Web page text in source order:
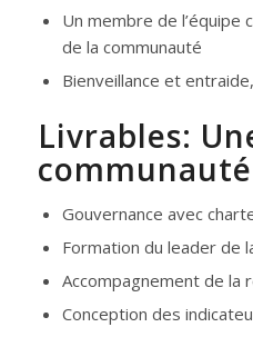
Un membre de
de la communauté
Bienveillance et
Livrables:
Gouvernance avec
Formation du leader de
Accompagnement de la
Conception des